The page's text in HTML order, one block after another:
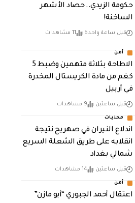
حكومة الزيدي.. حصاد الأشهر
الساخنة!
قبل ساعة واحدة 11 مشاهدات
أمن
الاطاحة بثلاثة متهمين وضبط 5
كغم من مادة الكريستال المخدرة ​
في أربيل
قبل ساعتين 9 مشاهدات
محليات
اندلاع النيران في صهريج نتيجة
انقلابه على طريق الشعلة السريع
شمالي بغداد
قبل ساعتين 14 مشاهدات
أمن
اعتقال أحمد الجبوري “أبو مازن”